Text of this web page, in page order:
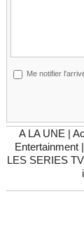
Me notifier
A LA UNE |
Entertainment |
LES SERIES TV